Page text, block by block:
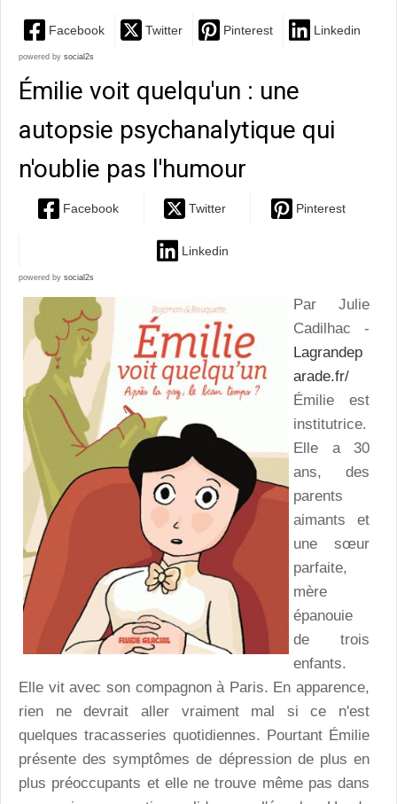
Facebook Twitter Pinterest Linkedin
powered by social2s
Émilie voit quelqu'un : une
autopsie psychanalytique qui
n'oublie pas l'humour
Facebook Twitter Pinterest
Linkedin
powered by social2s
Par Julie
Cadilhac -
Lagrandep
arade.fr/
Émilie est
institutrice.
Elle a 30
ans, des
parents
aimants et
une sœur
parfaite,
mère
épanouie
de trois
enfants.
Elle vit avec son compagnon à Paris. En apparence,
rien ne devrait aller vraiment mal si ce n'est
quelques tracasseries quotidiennes. Pourtant Émilie
présente des symptômes de dépression de plus en
plus préoccupants et elle ne trouve même pas dans